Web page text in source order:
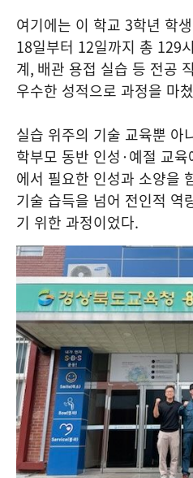
여기에는 이 학교 3학년 학생
18일부터 12일까지 총 129
계, 배관 용접 실습 등 전공
우수한 성적으로 과정을 마
실습 위주의 기술 교육뿐 아
학부모 동반 인성·예절 교
에서 필요한 인성과 소양을
기술 습득을 넘어 전인적 역
기 위한 과정이었다.